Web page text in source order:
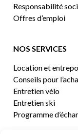
Responsabilité
Offres d’emploi
NOS SERVICES
Location et
Conseils pour
Entretien vélo
Entretien ski
Programme